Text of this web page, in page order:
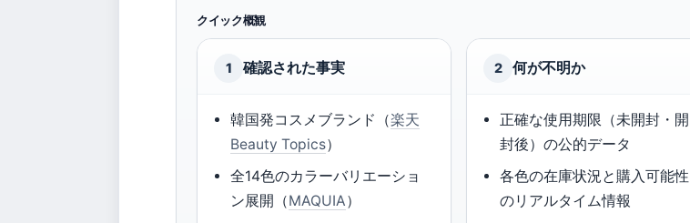
クイック概観
1 確認された事実
韓国発コスメブランド（楽天
Beauty Topics）
全14色のカラーバリエーショ
ン展開（MAQUIA）
2 何が不明か
正確な使用期限（未開封・開
封後）の公的データ
各色の在庫状況と購入可能性
のリアルタイム情報